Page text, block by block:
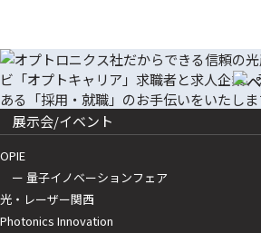
展示会/イベント
OPIE
ー 量子イノベーションフェア
光・レーザー関西
Photonics Innovation